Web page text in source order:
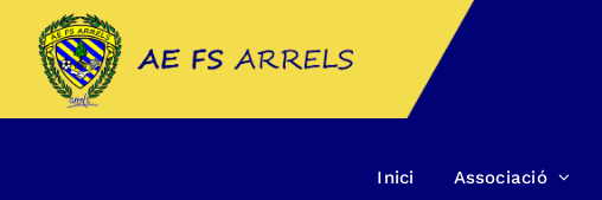
content
Inici Associació